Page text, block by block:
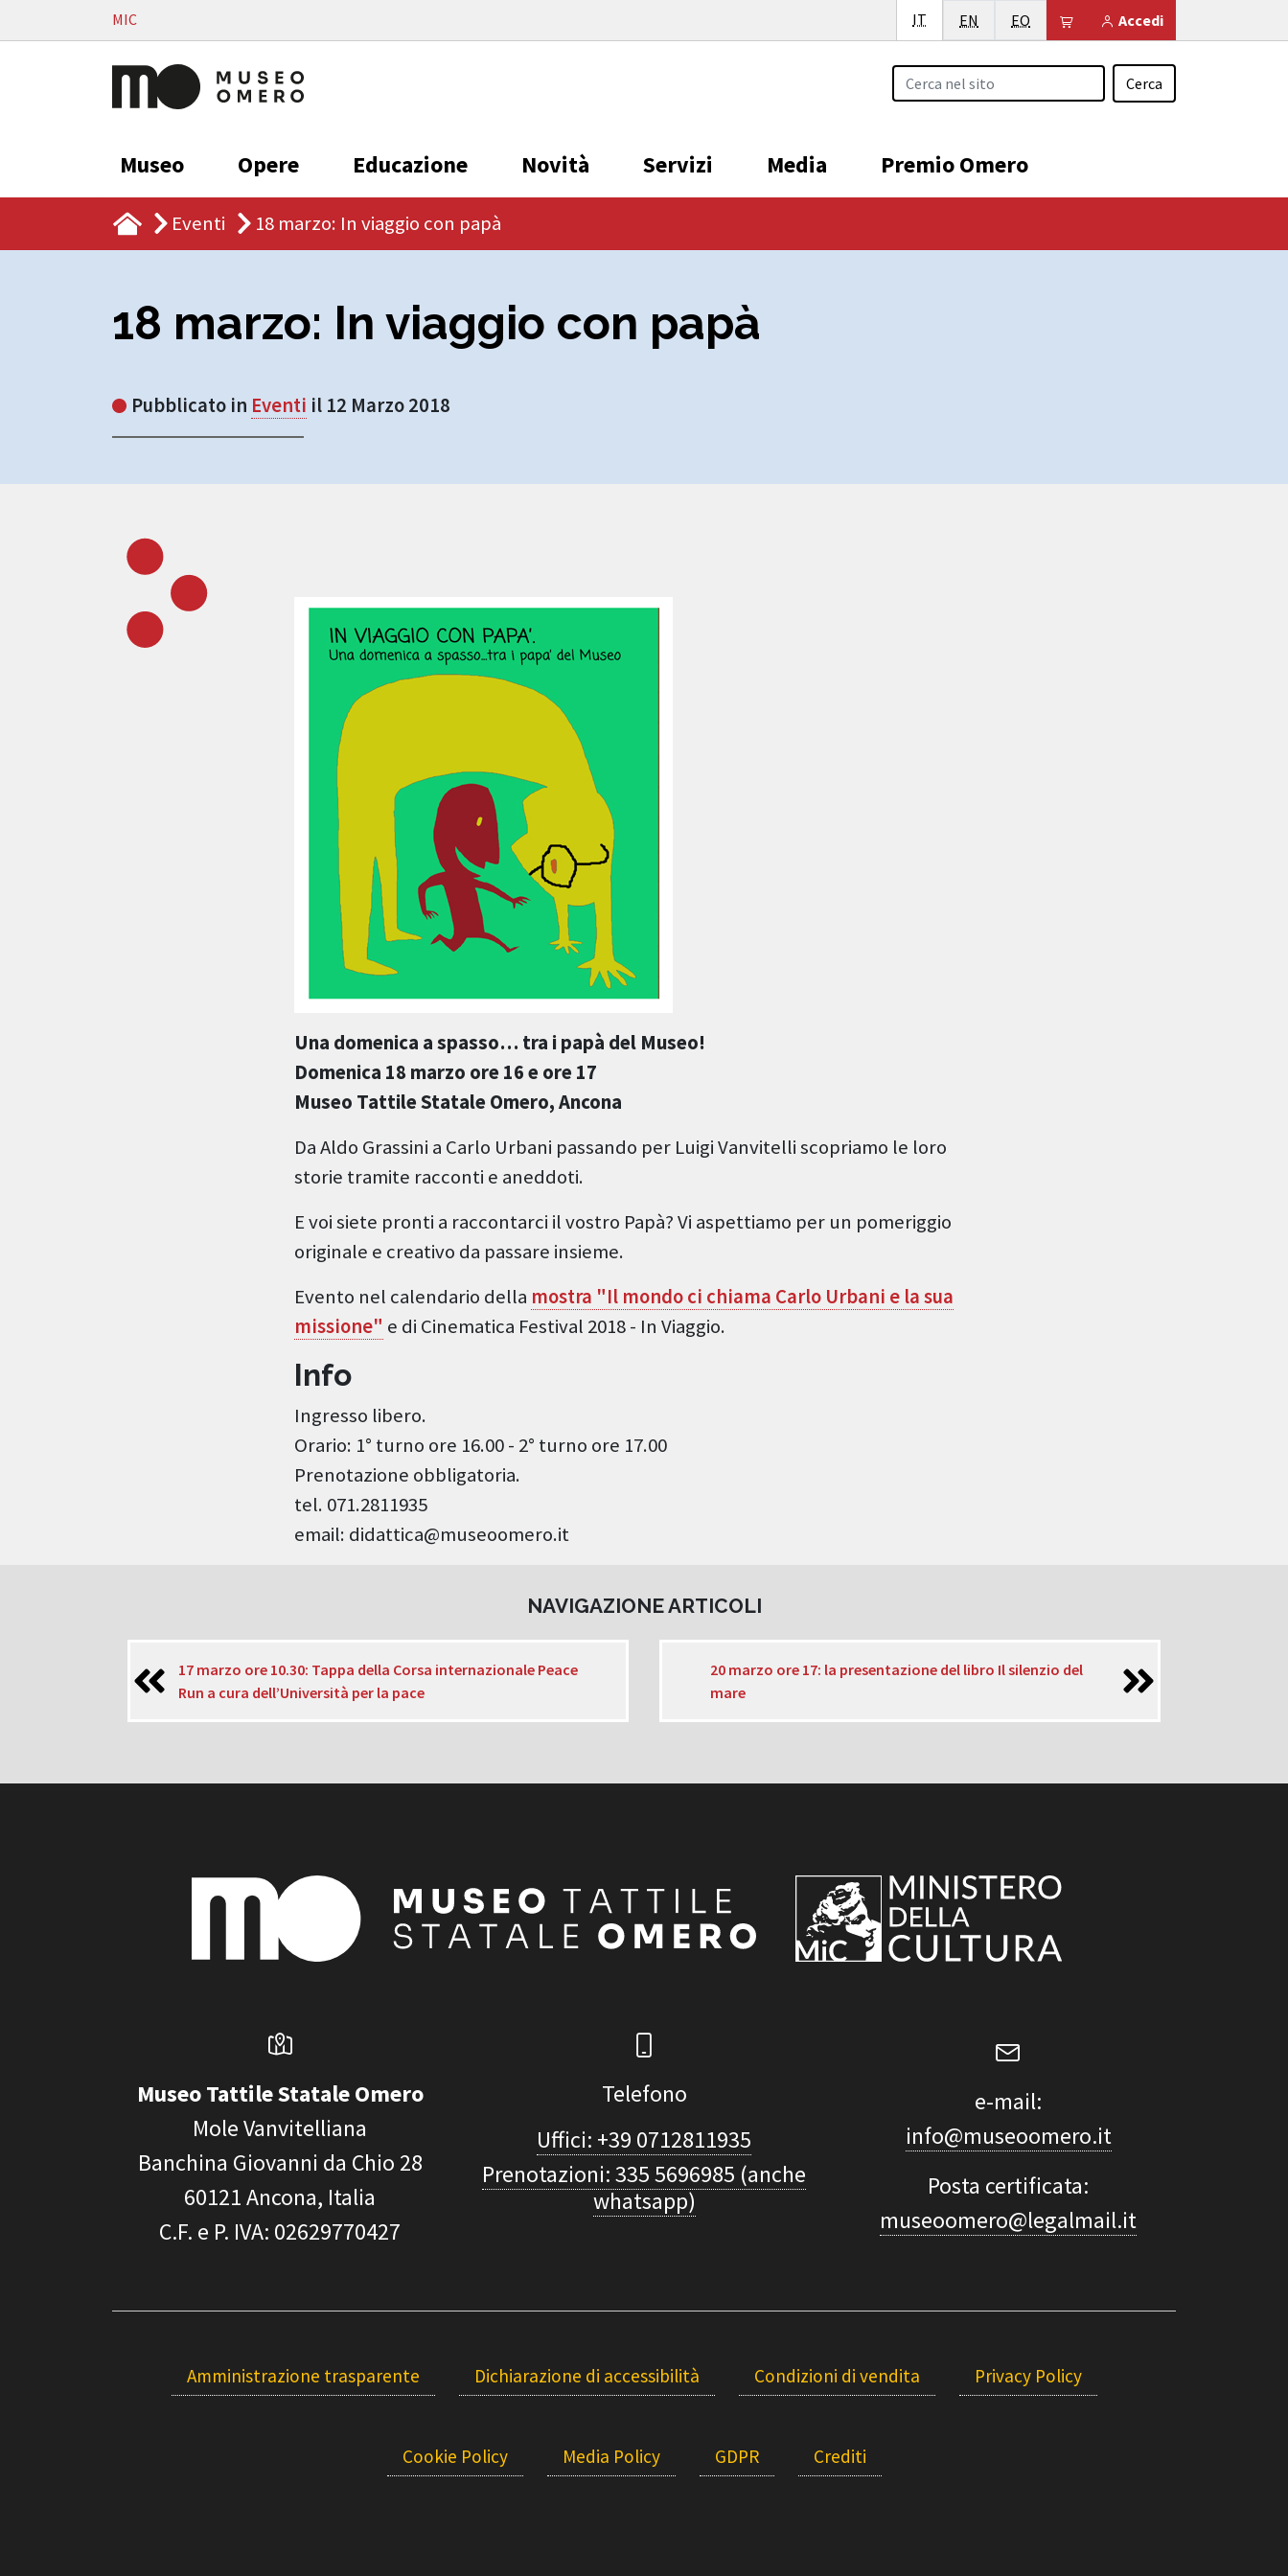
Vai al contenutoMIC Accedi
Il tuo carrello è vuoto
IT Italiano
EN English
EO Esperanto
Cerca
Museo Opere Educazione Novità Servizi Media Premio Omero
Eventi 18 marzo: In viaggio con papà
18 marzo: In viaggio con papà
Pubblicato in Eventi il 12 Marzo 2018
Una domenica a spasso… tra i papà del Museo!
Domenica 18 marzo ore 16 e ore 17
Museo Tattile Statale Omero, Ancona
Da Aldo Grassini a Carlo Urbani passando per Luigi Vanvitelli scopriamo le loro
storie tramite racconti e aneddoti.
E voi siete pronti a raccontarci il vostro Papà? Vi aspettiamo per un pomeriggio
originale e creativo da passare insieme.
Evento nel calendario della mostra "Il mondo ci chiama Carlo Urbani e la sua
missione" e di Cinematica Festival 2018 - In Viaggio.
Info
Ingresso libero.
Orario: 1° turno ore 16.00 - 2° turno ore 17.00
Prenotazione obbligatoria.
tel. 071.2811935
email: didattica@museoomero.it
NAVIGAZIONE ARTICOLI
17 marzo ore 10.30: Tappa della Corsa internazionale Peace
Run a cura dell’Università per la pace
20 marzo ore 17: la presentazione del libro Il silenzio del
mare
Museo Tattile Statale Omero
Mole Vanvitelliana
Banchina Giovanni da Chio 28
60121Ancona, Italia
C.F. e P. IVA: 02629770427
Telefono
Uffici: +39 0712811935
Prenotazioni: 335 5696985 (anche
whatsapp)
e-mail:
info@museoomero.it
Posta certificata:
museoomero@legalmail.it
Amministrazione trasparente Dichiarazione di accessibilità Condizioni di vendita Privacy Policy
Cookie Policy Media Policy GDPR Crediti